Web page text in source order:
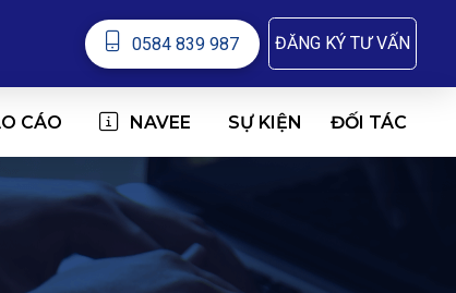
0584 839 987 ĐĂNG KÝ TƯ VẤN
CÁO NAVEE SỰ KIỆN ĐỐI TÁC